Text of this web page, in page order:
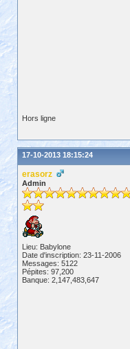
Hors ligne
17-10-2013 18:15:24
erasorz
Admin
Lieu: Babylone
Date d'inscription: 23-11-2006
Messages: 5122
Pépites: 97,200
Banque: 2,147,483,647